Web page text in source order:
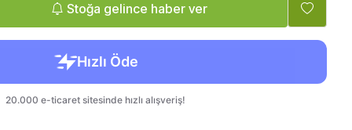
Stoğa gelince haber ver